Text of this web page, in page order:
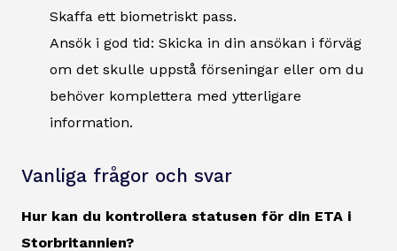
Skaffa ett biometriskt pass.
Ansök i god tid: Skicka in din ansökan i förväg
om det skulle uppstå förseningar eller om du
behöver komplettera med ytterligare
information.
Vanliga frågor och svar
Hur kan du kontrollera statusen för din ETA i
Storbritannien?